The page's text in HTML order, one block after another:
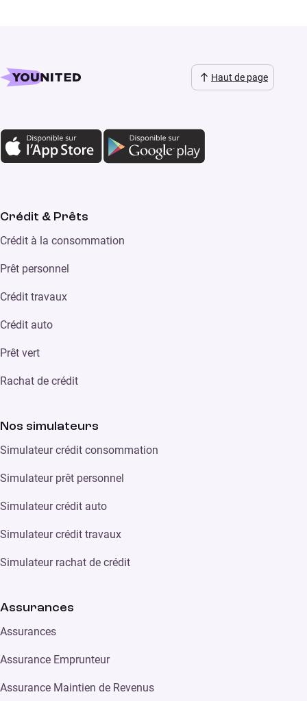
Haut de page
Crédit & Prêts
Crédit à la consommation
Prêt personnel
Crédit travaux
Crédit auto
Prêt vert
Rachat de crédit
Nos simulateurs
Simulateur crédit consommation
Simulateur prêt personnel
Simulateur crédit auto
Simulateur crédit travaux
Simulateur rachat de crédit
Assurances
Assurances
Assurance Emprunteur
Assurance Maintien de Revenus